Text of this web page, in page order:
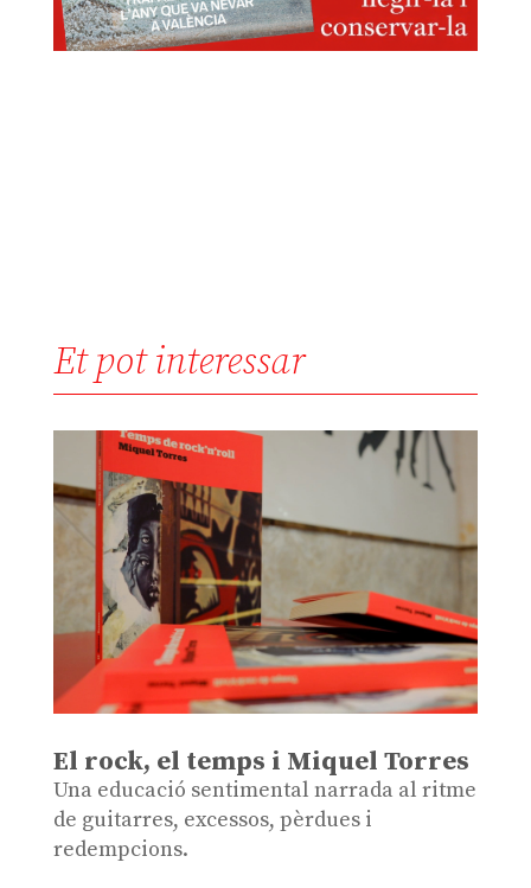
Et pot interessar
El rock, el temps i Miquel Torres
Una educació sentimental narrada al ritme
de guitarres, excessos, pèrdues i
redempcions.